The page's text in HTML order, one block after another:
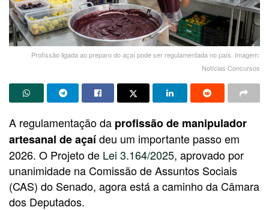
Profissão ligada ao preparo do açaí pode ser regulamentada no país. Imagem:
Notícias Concursos
A regulamentação da profissão de manipulador
artesanal de açaídeu um importante passo em
2026. O Projeto de Lei 3.164/2025, aprovado por
unanimidade na Comissão de Assuntos Sociais
(CAS) do Senado, agora está a caminho da Câmara
dos Deputados.